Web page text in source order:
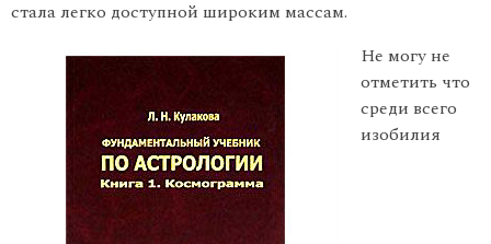
стала легко доступной широким массам.
Не могу не
отметить что
среди всего
изобилия